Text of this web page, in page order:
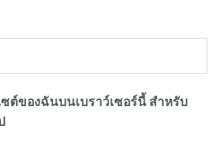
ต์ของฉันบนเบราว์เซอร์นี้ สำหรับ